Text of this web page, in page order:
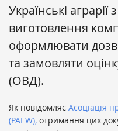
Українські
виготовлення
оформлювати
та замовляти
(ОВД).
Як повідомляє Асоціація
(PAEW), отримання цих